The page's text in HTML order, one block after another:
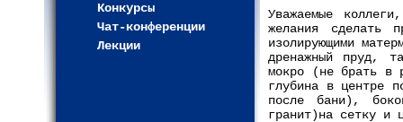
Конкурсы
Чат-конференции
Лекции
Уважаемые
желания сделать
изолирующими
дренажный пруд,
мокро (не брать в
глубина в центре
после бани),
гранит)на сетку и